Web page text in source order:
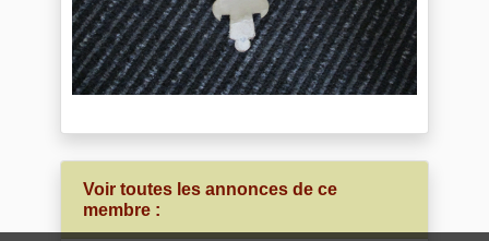
Voir toutes les annonces de ce
membre :